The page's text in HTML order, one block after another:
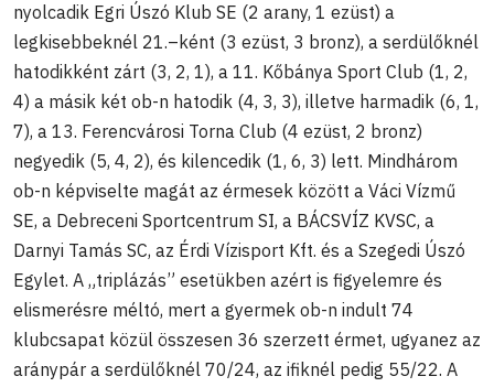
nyolcadik Egri Úszó Klub SE (2 arany, 1 ezüst) a
legkisebbeknél 21.–ként (3 ezüst, 3 bronz), a serdülőknél
hatodikként zárt (3, 2, 1), a 11. Kőbánya Sport Club (1, 2,
4) a másik két ob-n hatodik (4, 3, 3), illetve harmadik (6, 1,
7), a 13. Ferencvárosi Torna Club (4 ezüst, 2 bronz)
negyedik (5, 4, 2), és kilencedik (1, 6, 3) lett. Mindhárom
ob-n képviselte magát az érmesek között a Váci Vízmű
SE, a Debreceni Sportcentrum SI, a BÁCSVÍZ KVSC, a
Darnyi Tamás SC, az Érdi Vízisport Kft. és a Szegedi Úszó
Egylet. A „triplázás” esetükben azért is figyelemre és
elismerésre méltó, mert a gyermek ob-n indult 74
klubcsapat közül összesen 36 szerzett érmet, ugyanez az
aránypár a serdülőknél 70/24, az ifiknél pedig 55/22. A